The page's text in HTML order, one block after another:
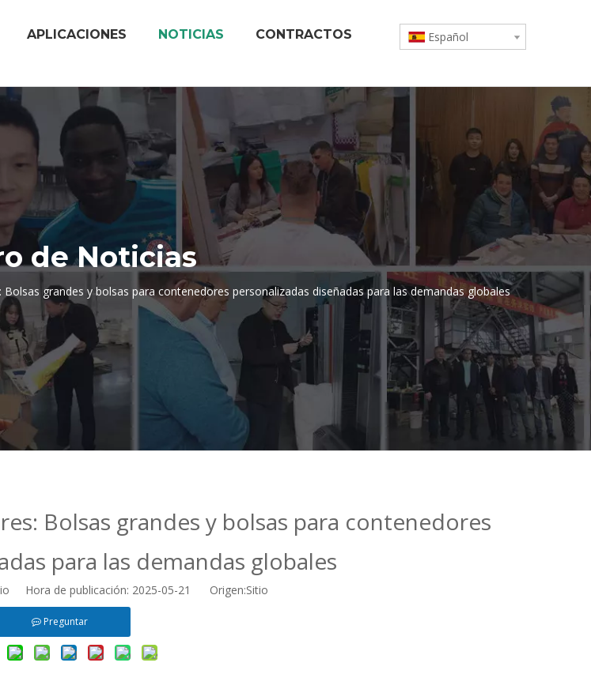
APLICACIONES NOTICIAS CONTRACTOS Español
de Noticias
grandes y bolsas para contenedores personalizadas diseñadas para las demandas globales
Bolsas grandes y bolsas para contenedores
para las demandas globales
Hora de publicación: 2025-05-21 Origen:Sitio
Preguntar